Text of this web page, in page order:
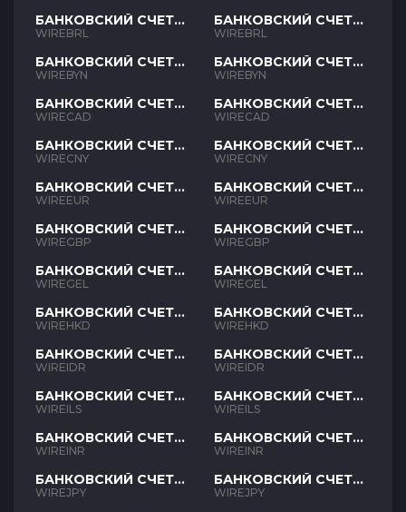
БАНКОВСКИЙ СЧЕТ
BRL
WIREBRL
БАНКОВСКИЙ СЧЕТ
BYN
WIREBYN
БАНКОВСКИЙ СЧЕТ
CAD
WIRECAD
БАНКОВСКИЙ СЧЕТ
CNY
WIRECNY
БАНКОВСКИЙ СЧЕТ
EUR
WIREEUR
БАНКОВСКИЙ СЧЕТ
GBP
WIREGBP
БАНКОВСКИЙ СЧЕТ
GEL
WIREGEL
БАНКОВСКИЙ СЧЕТ
HKD
WIREHKD
БАНКОВСКИЙ СЧЕТ
IDR
WIREIDR
БАНКОВСКИЙ СЧЕТ
ILS
WIREILS
БАНКОВСКИЙ СЧЕТ
INR
WIREINR
БАНКОВСКИЙ СЧЕТ
JPY
WIREJPY
БАНКОВСКИЙ СЧЕТ
BRL
WIREBRL
БАНКОВСКИЙ СЧЕТ
BYN
WIREBYN
БАНКОВСКИЙ СЧЕТ
CAD
WIRECAD
БАНКОВСКИЙ СЧЕТ
CNY
WIRECNY
БАНКОВСКИЙ СЧЕТ
EUR
WIREEUR
БАНКОВСКИЙ СЧЕТ
GBP
WIREGBP
БАНКОВСКИЙ СЧЕТ
GEL
WIREGEL
БАНКОВСКИЙ СЧЕТ
HKD
WIREHKD
БАНКОВСКИЙ СЧЕТ
IDR
WIREIDR
БАНКОВСКИЙ СЧЕТ
ILS
WIREILS
БАНКОВСКИЙ СЧЕТ
INR
WIREINR
БАНКОВСКИЙ СЧЕТ
JPY
WIREJPY